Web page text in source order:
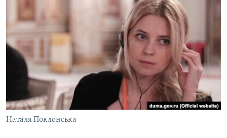
ВСЕ ЗА ДЕНЬ
СПЕЦПРОЕКТИ
ДЕПОРТАЦІЯ
ВІДЕОУРОКИ «ELIFBE»
СВІДЧЕННЯ ОКУПАЦІЇ
УКРАЇНСЬКА ПРОБЛЕМА КРИМУ
ІНФОГРАФІКА
ЯК ОБІЙТИ БЛОКУВАННЯ
Русский
Qırımtatar
ДОЛУЧАЙСЯ!
Наталя Поклонська